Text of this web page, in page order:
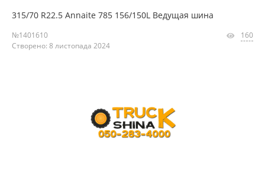
315/70 R22.5 Annaite 785 156/150L Ведущая шина
№1401610
Створено: 8 листопада 2024
160